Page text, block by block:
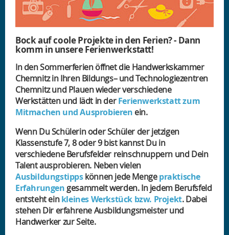
Bock auf coole Projekte in den Ferien? - Dann
komm in unsere Ferienwerkstatt!
In den Sommerferien öffnet die Handwerkskammer
Chemnitz in Ihren Bildungs– und Technologiezentren
Chemnitz und Plauen wieder verschiedene
Werkstätten und lädt in derFerienwerkstatt zum
Mitmachen und Ausprobieren ein.
Wenn Du Schülerin oder Schüler der jetzigen
Klassenstufe 7, 8 oder 9 bist kannst Du in
verschiedene Berufsfelder reinschnuppern und Dein
Talent ausprobieren. Neben vielen
Ausbildungstippskönnen jede Mengepraktische
Erfahrungen gesammelt werden. In jedem Berufsfeld
entsteht einkleines Werkstück bzw. Projekt. Dabei
stehen Dir erfahrene Ausbildungsmeister und
Handwerker zur Seite.